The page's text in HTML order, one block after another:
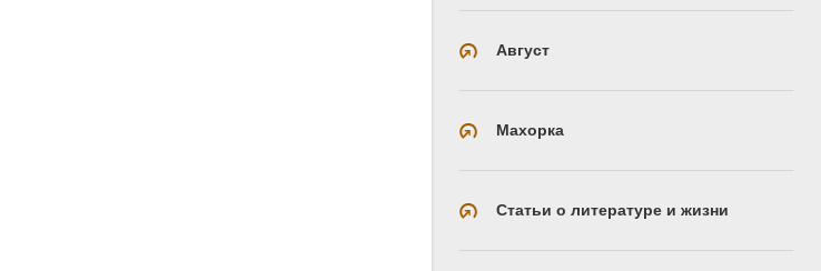
Август
Махорка
Статьи о литературе и жизни